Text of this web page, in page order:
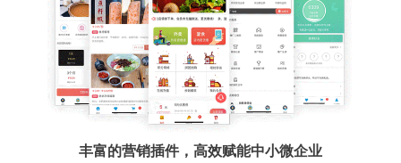
丰富的营销插件，高效赋能中小微企业